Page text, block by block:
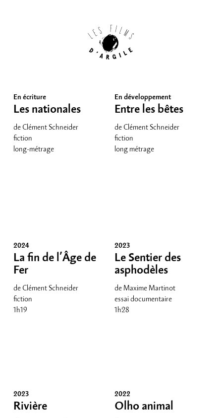
En écriture
Les nationales
de Clément Schneider
fiction
long-métrage
En développement
Entre les bêtes
de Clément Schneider
fiction
long métrage
2024
La fin de l’Âge de
Fer
de Clément Schneider
fiction
1h19
2023
Le Sentier des
asphodèles
de Maxime Martinot
essai documentaire
1h28
2023
Rivière
2022
Olho animal